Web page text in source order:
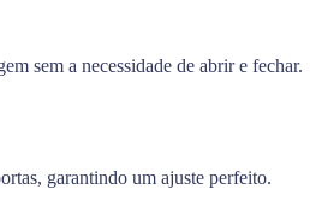
sem a necessidade de abrir e fechar.
garantindo um ajuste perfeito.